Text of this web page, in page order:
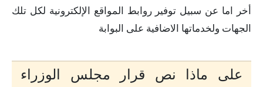
أخر اما عن سبيل توفير روابط المواقع الإلكترونية لكل تلك
الجهات ولخدماتها الاضافية على البوابة
على ماذا نص قرار مجلس الوزراء